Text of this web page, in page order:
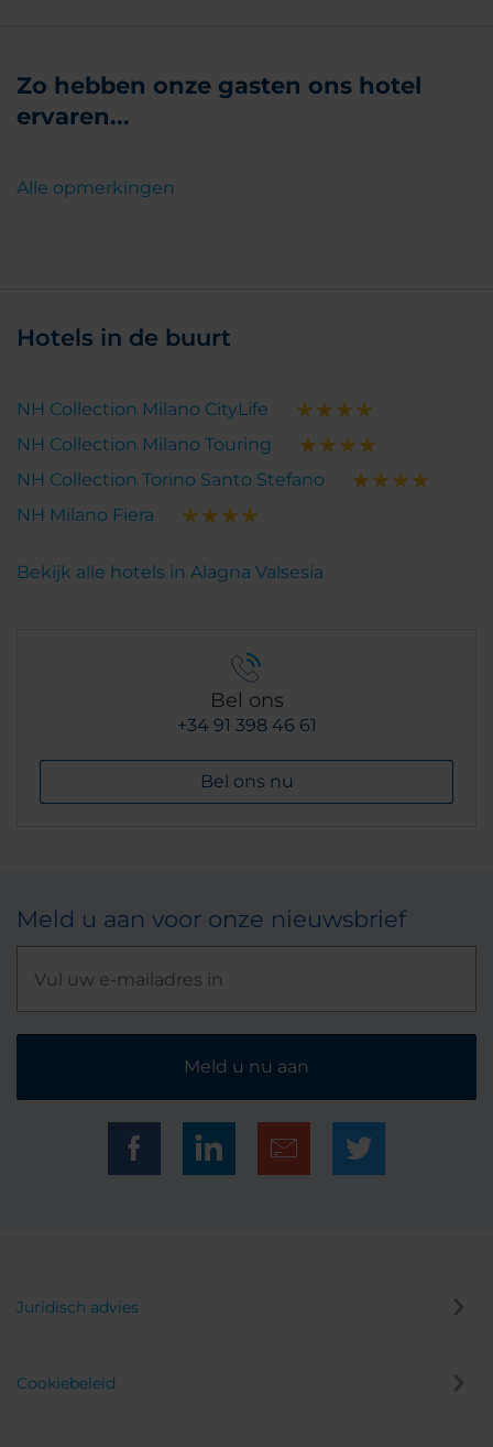
Zo hebben onze gasten ons hotel
ervaren...
Alle opmerkingen
Hotels in de buurt
NH Collection Milano CityLife
NH Collection Milano Touring
NH Collection Torino Santo Stefano
NH Milano Fiera
Bekijk alle hotels in Alagna Valsesia
Bel ons
+34 91 398 46 61
Bel ons nu
Meld u aan voor onze nieuwsbrief
Meld u nu aan
Juridisch advies
Cookiebeleid